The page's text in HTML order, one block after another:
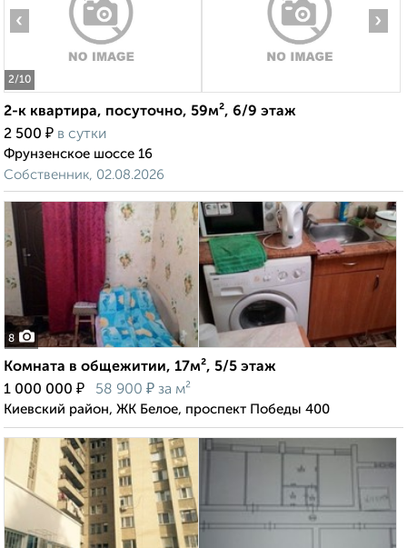
2/10
‹ ›
2-к квартира, посуточно, 59м², 6/9 этаж
2 500 ₽ в сутки
Фрунзенское шоссе 16
Собственник, 02.08.2026
8
Комната в общежитии, 17м², 5/5 этаж
1 000 000 ₽ 58 900 ₽ за м²
Киевский район, ЖК Белое, проспект Победы 400